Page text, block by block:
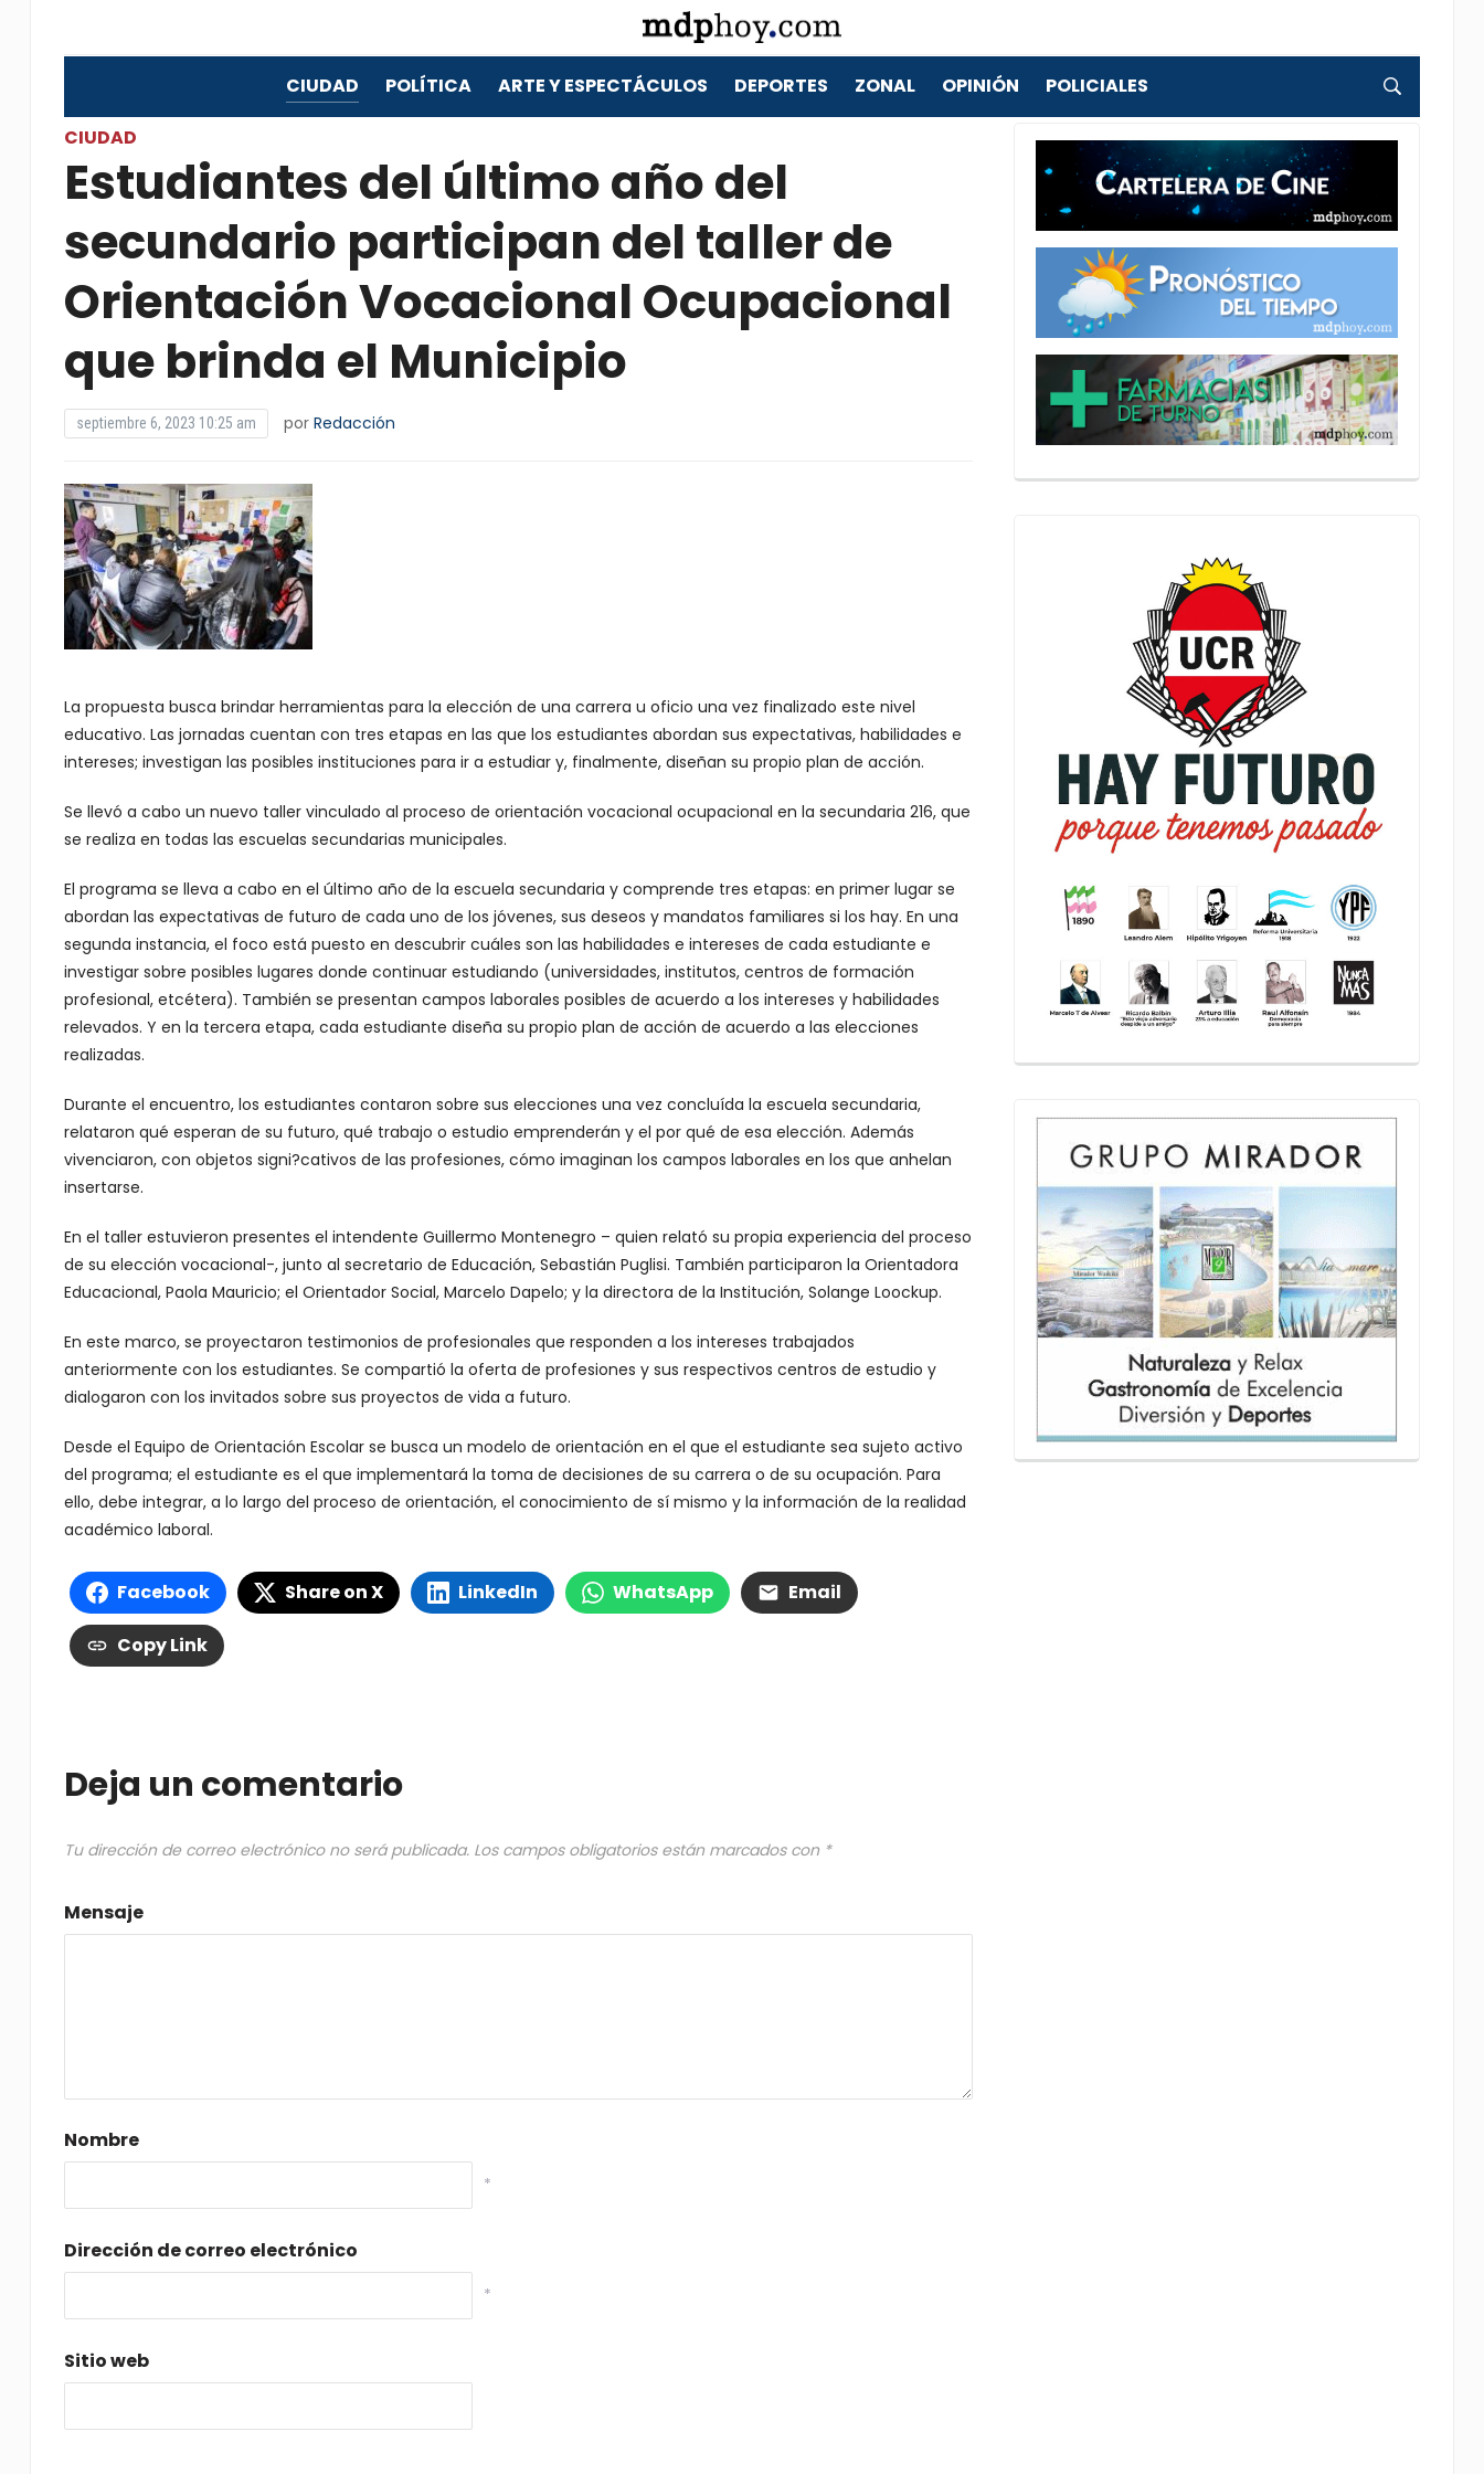
CIUDAD POLÍTICA ARTE Y ESPECTÁCULOS DEPORTES ZONAL OPINIÓN POLICIALES
CIUDAD
Estudiantes del último año del
secundario participan del taller de
Orientación Vocacional Ocupacional
que brinda el Municipio
septiembre 6, 2023 10:25 am por Redacción
La propuesta busca brindar herramientas para la elección de una carrera u oficio una vez finalizado este nivel
educativo. Las jornadas cuentan con tres etapas en las que los estudiantes abordan sus expectativas, habilidades e
intereses; investigan las posibles instituciones para ir a estudiar y, finalmente, diseñan su propio plan de acción.
Se llevó a cabo un nuevo taller vinculado al proceso de orientación vocacional ocupacional en la secundaria 216, que
se realiza en todas las escuelas secundarias municipales.
El programa se lleva a cabo en el último año de la escuela secundaria y comprende tres etapas: en primer lugar se
abordan las expectativas de futuro de cada uno de los jóvenes, sus deseos y mandatos familiares si los hay. En una
segunda instancia, el foco está puesto en descubrir cuáles son las habilidades e intereses de cada estudiante e
investigar sobre posibles lugares donde continuar estudiando (universidades, institutos, centros de formación
profesional, etcétera). También se presentan campos laborales posibles de acuerdo a los intereses y habilidades
relevados. Y en la tercera etapa, cada estudiante diseña su propio plan de acción de acuerdo a las elecciones
realizadas.
Durante el encuentro, los estudiantes contaron sobre sus elecciones una vez concluída la escuela secundaria,
relataron qué esperan de su futuro, qué trabajo o estudio emprenderán y el por qué de esa elección. Además
vivenciaron, con objetos signi?cativos de las profesiones, cómo imaginan los campos laborales en los que anhelan
insertarse.
En el taller estuvieron presentes el intendente Guillermo Montenegro – quien relató su propia experiencia del proceso
de su elección vocacional-, junto al secretario de Educación, Sebastián Puglisi. También participaron la Orientadora
Educacional, Paola Mauricio; el Orientador Social, Marcelo Dapelo; y la directora de la Institución, Solange Loockup.
En este marco, se proyectaron testimonios de profesionales que responden a los intereses trabajados
anteriormente con los estudiantes. Se compartió la oferta de profesiones y sus respectivos centros de estudio y
dialogaron con los invitados sobre sus proyectos de vida a futuro.
Desde el Equipo de Orientación Escolar se busca un modelo de orientación en el que el estudiante sea sujeto activo
del programa; el estudiante es el que implementará la toma de decisiones de su carrera o de su ocupación. Para
ello, debe integrar, a lo largo del proceso de orientación, el conocimiento de sí mismo y la información de la realidad
académico laboral.
Facebook Share on X LinkedIn WhatsApp Email
Copy Link
Deja un comentario
Tu dirección de correo electrónico no será publicada. Los campos obligatorios están marcados con *
Mensaje
Nombre
*
Dirección de correo electrónico
*
Sitio web